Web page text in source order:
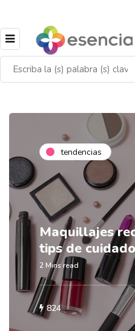
tendencias
Maquillajes
tips de cuidado
2 Mins read
824